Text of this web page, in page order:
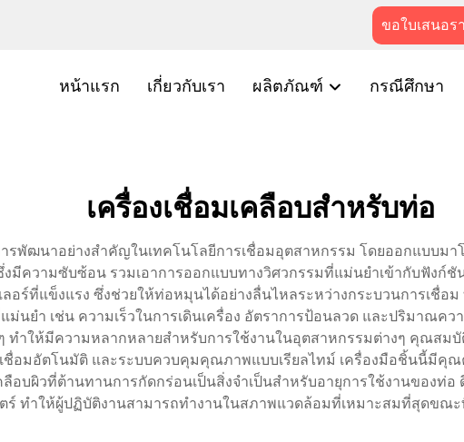
ขอใบเสนอร
หน้าแรก เกี่ยวกับเรา ผลิตภัณฑ์ กรณีศึกษา
เครื่องเชื่อมเคลือบสำหรับท่อ
ารพัฒนาอย่างสำคัญในเทคโนโลยีการเชื่อมอุตสาหกรรม โดยออกแบบม
มีความซับซ้อน รวมเอาการออกแบบทางวิศวกรรมที่แม่นยำเข้ากับฟังก์
อร์ที่แข็งแรง ซึ่งช่วยให้ท่อหมุนได้อย่างลื่นไหลระหว่างกระบวนการเชื่อ
ม่นยำ เช่น ความเร็วในการเดินเครื่อง อัตราการป้อนลวด และปริมาณค
ทำให้มีความหลากหลายสำหรับการใช้งานในอุตสาหกรรมต่างๆ คุณสม
ชื่อมอัตโนมัติ และระบบควบคุมคุณภาพแบบเรียลไทม์ เครื่องมือชิ้นนี้มีคุ
อบผิวที่ต้านทานการกัดกร่อนเป็นสิ่งจำเป็นสำหรับอายุการใช้งานของท่
ทำให้ผู้ปฏิบัติงานสามารถทำงานในสภาพแวดล้อมที่เหมาะสมที่สุดขณะ